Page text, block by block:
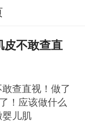
皮不敢查直
查直视！做了
！应该做什么
婴儿肌